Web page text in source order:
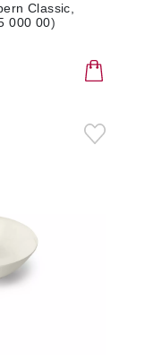
Classic,
000 00)